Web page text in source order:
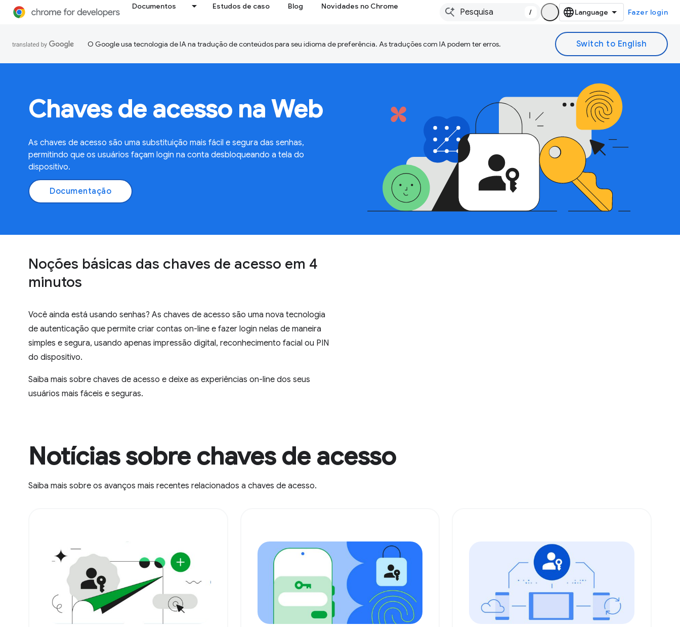
Documentos Estudos de caso Blog Novidades no Chrome
/ Fazer login
O Google usa tecnologia de IA na tradução de conteúdos para seu idioma de preferência. As traduções com IA podem ter erros.
Chaves de acesso na Web
As chaves de acesso são uma substituição mais fácil e segura das senhas,
permitindo que os usuários façam login na conta desbloqueando a tela do
dispositivo.
Documentação
Noções básicas das chaves de acesso em 4
minutos
Você ainda está usando senhas? As chaves de acesso são uma nova tecnologia
de autenticação que permite criar contas on-line e fazer login nelas de maneira
simples e segura, usando apenas impressão digital, reconhecimento facial ou PIN
do dispositivo.
Saiba mais sobre chaves de acesso e deixe as experiências on-line dos seus
usuários mais fáceis e seguras.
Notícias sobre chaves de acesso
Saiba mais sobre os avanços mais recentes relacionados a chaves de acesso.